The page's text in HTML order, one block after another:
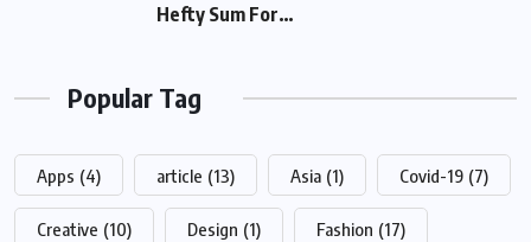
For…
Popular Tag
Apps (4) article (13) Asia (1) Covid-19 (7)
Creative (10) Design (1) Fashion (17)